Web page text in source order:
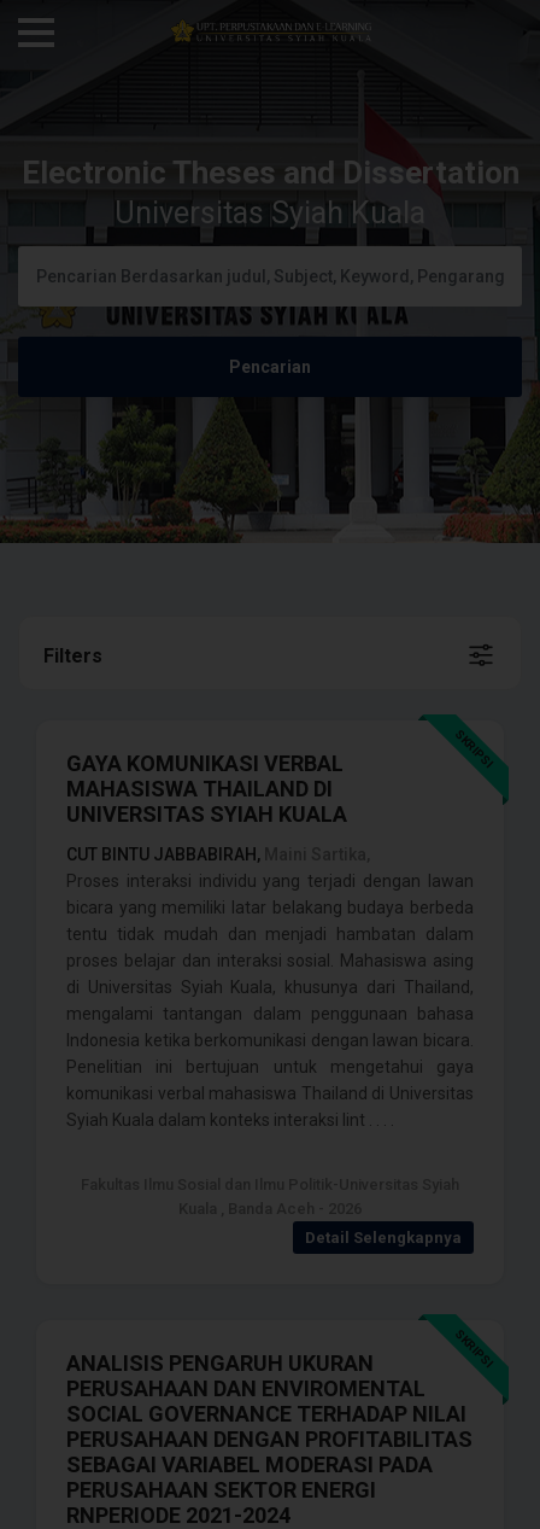
Electronic Theses and Dissertation
Universitas Syiah Kuala
Filters
SKRIPSI
GAYA KOMUNIKASI VERBAL
MAHASISWA THAILAND DI
UNIVERSITAS SYIAH KUALA
CUT BINTU JABBABIRAH,
Proses interaksi individu yang terjadi dengan lawan
bicara yang memiliki latar belakang budaya berbeda
tentu tidak mudah dan menjadi hambatan dalam
proses belajar dan interaksi sosial. Mahasiswa asing
di Universitas Syiah Kuala, khusunya dari Thailand,
mengalami tantangan dalam penggunaan bahasa
Indonesia ketika berkomunikasi dengan lawan bicara.
Penelitian ini bertujuan untuk mengetahui gaya
komunikasi verbal mahasiswa Thailand di Universitas
Syiah Kuala dalam konteks interaksi lint . . . .
Detail Selengkapnya
SKRIPSI
ANALISIS PENGARUH UKURAN
PERUSAHAAN DAN ENVIROMENTAL
SOCIAL GOVERNANCE TERHADAP NILAI
PERUSAHAAN DENGAN PROFITABILITAS
SEBAGAI VARIABEL MODERASI PADA
PERUSAHAAN SEKTOR ENERGI
RNPERIODE 2021-2024